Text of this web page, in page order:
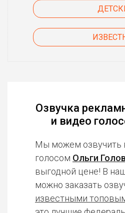
Озвучка
и видео
Мы можем озвучить
голосом Ольги
выгодной цене! В
можно заказать
известными